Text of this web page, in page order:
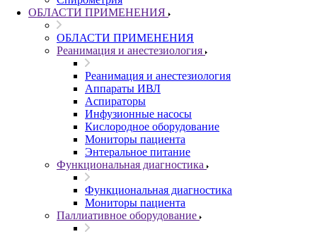
ОБЛАСТИ ПРИМЕНЕНИЯ
ОБЛАСТИ ПРИМЕНЕНИЯ
Реанимация и анестезиология
Реанимация и анестезиология
Аппараты ИВЛ
Аспираторы
Инфузионные насосы
Кислородное оборудование
Мониторы пациента
Энтеральное питание
Функциональная диагностика
Функциональная диагностика
Мониторы пациента
Паллиативное оборудование